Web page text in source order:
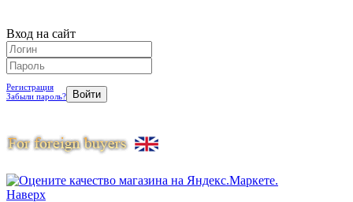
Вход на сайт
Регистрация
Забыли пароль?
Наверх